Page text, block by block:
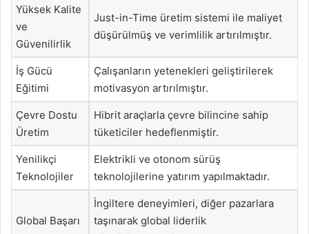
Yüksek Kalite
ve
Güvenilirlik
Just-in-Time üretim sistemi ile maliyet
düşürülmüş ve verimlilik artırılmıştır.
İş Gücü
Eğitimi
Çalışanların yetenekleri geliştirilerek
motivasyon artırılmıştır.
Çevre Dostu
Üretim
Hibrit araçlarla çevre bilincine sahip
tüketiciler hedeflenmiştir.
Yenilikçi
Teknolojiler
Elektrikli ve otonom sürüş
teknolojilerine yatırım yapılmaktadır.
Global Başarı
İngiltere deneyimleri, diğer pazarlara
taşınarak global liderlik